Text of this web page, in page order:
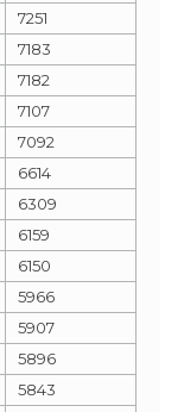
7251
7183
7182
7107
7092
6614
6309
6159
6150
5966
5907
5896
5843